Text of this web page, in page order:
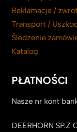
Reklamacje /
Transport /
Śledzenie
Katalog
PŁATNOŚCI
Nasze nr kont
DEERHORN SP.Z